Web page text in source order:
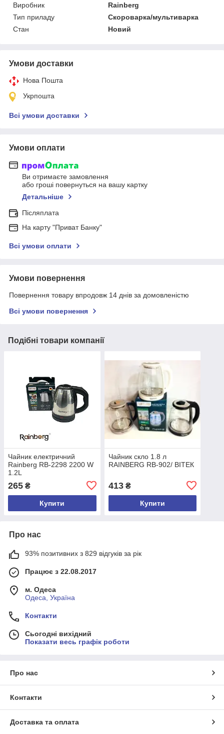
Виробник
Rainberg
Тип приладу
Скороварка/мультиварка
Стан
Новий
Умови доставки
Нова Пошта
Укрпошта
Всі умови доставки
Умови оплати
Ви отримаєте замовлення
або гроші повернуться на вашу картку
Детальніше
Післяплата
На карту "Приват Банку"
Всі умови оплати
Умови повернення
Повернення товару впродовж 14 днів за домовленістю
Всі умови повернення
Подібні товари компанії
Чайник електричний
Rainberg RB-2298 2200 W
1.2L
265 ₴
Купити
Чайник скло 1.8 л
RAINBERG RB-902/ ВІТЕК
413₴
Купити
Про нас
93% позитивних з 829 відгуків за рік
Працює з 22.08.2017
м. Одеса
Одеса, Україна
Контакти
Сьогодні вихідний
Показати весь графік роботи
Про нас
Контакти
Доставка та оплата